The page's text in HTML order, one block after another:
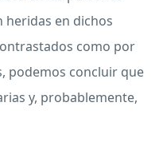
en dichos
como por
podemos concluir que
y, probablemente,